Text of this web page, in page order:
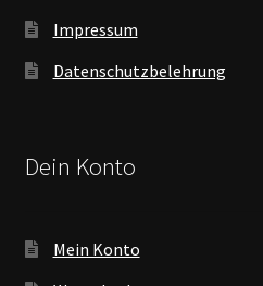
Impressum
Datenschutzbelehrung
Dein Konto
Mein Konto